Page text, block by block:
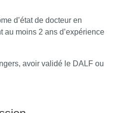
formes
en omnipratique
de nos patients et du
d’état de docteur en
au moins 2 ans d’expérience
avoir validé le DALF ou